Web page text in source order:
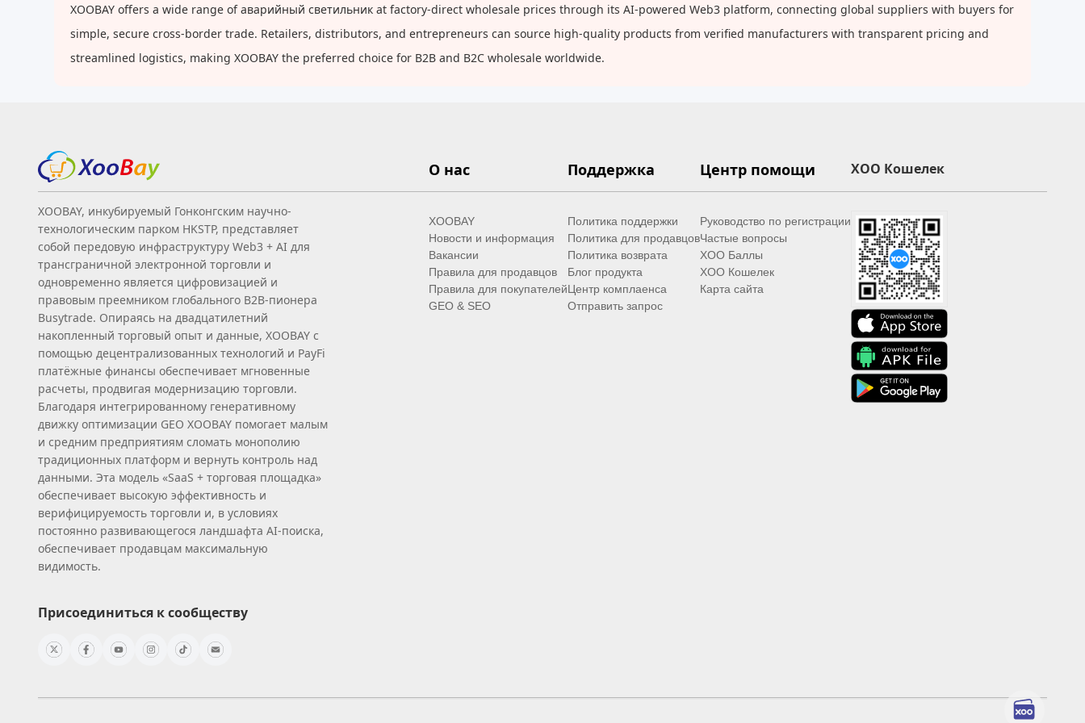
XOOBAY offers a wide range of аварийный светильник at factory-direct wholesale prices through its AI-powered Web3 platform, connecting global suppliers with buyers for
simple, secure cross-border trade. Retailers, distributors, and entrepreneurs can source high-quality products from verified manufacturers with transparent pricing and
streamlined logistics, making XOOBAY the preferred choice for B2B and B2C wholesale worldwide.
XOOBAY, инкубируемый Гонконгским научно-
технологическим парком HKSTP, представляет
собой передовую инфраструктуру Web3 + AI для
трансграничной электронной торговли и
одновременно является цифровизацией и
правовым преемником глобального B2B‑пионера
Busytrade. Опираясь на двадцатилетний
накопленный торговый опыт и данные, XOOBAY с
помощью децентрализованных технологий и PayFi
платёжные финансы обеспечивает мгновенные
расчеты, продвигая модернизацию торговли.
Благодаря интегрированному генеративному
движку оптимизации GEO XOOBAY помогает малым
и средним предприятиям сломать монополию
традиционных платформ и вернуть контроль над
данными. Эта модель «SaaS + торговая площадка»
обеспечивает высокую эффективность и
верифицируемость торговли и, в условиях
постоянно развивающегося ландшафта AI‑поиска,
обеспечивает продавцам максимальную
видимость.
Присоединиться к сообществу
О нас
XOOBAY
Новости и информация
Вакансии
Правила для продавцов
Правила для покупателей
GEO & SEO
Поддержка
Политика поддержки
Политика для продавцов
Политика возврата
Блог продукта
Центр комплаенса
Отправить запрос
Центр помощи
Руководство по регистрации
Частые вопросы
XOO Баллы
XOO Кошелек
Карта сайта
XOO Кошелек